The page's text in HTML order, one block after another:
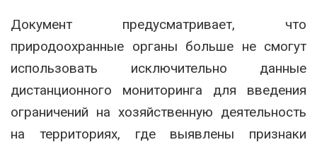
Документ предусматривает, что
природоохранные органы больше не смогут
использовать исключительно данные
дистанционного мониторинга для введения
ограничений на хозяйственную деятельность
на территориях, где выявлены признаки